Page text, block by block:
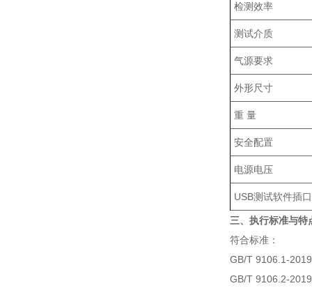
检测效率
测试介质
气源要求
外形尺寸
重 量
安全配置
电源电压
USB测试软件插
三、执行标准与特
符合标准：
GB/T 9106.1-
GB/T 9106.2-